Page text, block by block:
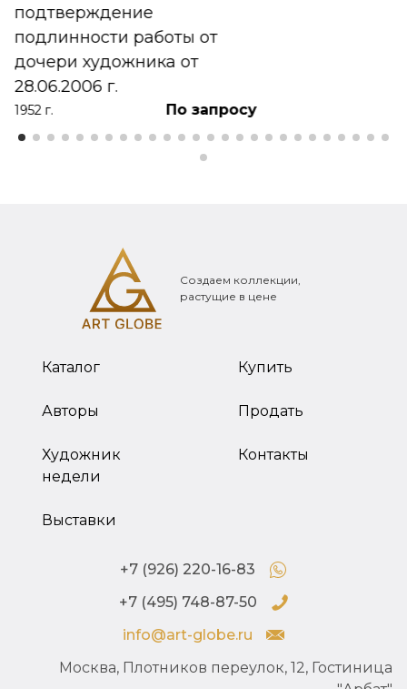
подтверждение
подлинности работы от
дочери художника от
28.06.2006 г.
1952 г. По запросу
Создаем коллекции,
растущие в цене
Каталог
Авторы
Художник
недели
Выставки
Купить
Продать
Контакты
+7 (926) 220-16-83
+7 (495) 748-87-50
info@art-globe.ru
Москва, Плотников переулок, 12, Гостиница